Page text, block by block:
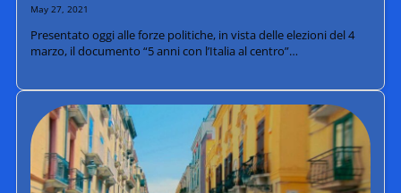
May 27, 2021
Presentato oggi alle forze politiche, in vista delle elezioni del 4
marzo, il documento “5 anni con l’Italia al centro”…